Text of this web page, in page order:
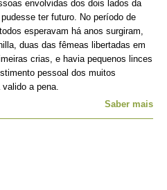
envolvidas dos dois lados da
ter futuro. No período de
esperavam há anos surgiram,
duas das fêmeas libertadas em
crias, e havia pequenos linces
pessoal dos muitos
a pena.
Saber mais